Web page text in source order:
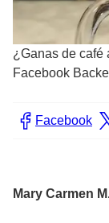
¿Ganas de café
Facebook
Facebook
Mary Carmen